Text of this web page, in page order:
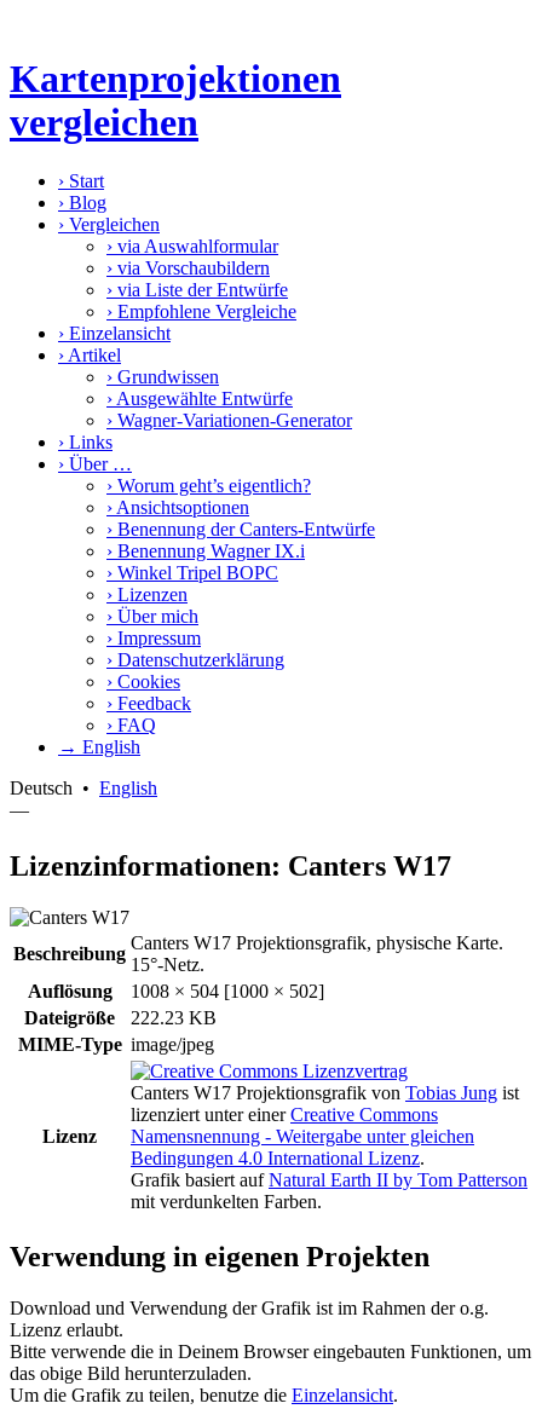
Kartenprojektionen
vergleichen
› Start
› Blog
› Vergleichen
› via Auswahlformular
› via Vorschaubildern
› via Liste der Entwürfe
› Empfohlene Vergleiche
› Einzelansicht
› Artikel
› Grundwissen
› Ausgewählte Entwürfe
› Wagner-Variationen-Generator
› Links
› Über …
› Worum geht’s eigentlich?
› Ansichtsoptionen
› Benennung der Canters-Entwürfe
› Benennung Wagner IX.i
› Winkel Tripel BOPC
› Lizenzen
› Über mich
› Impressum
› Datenschutzerklärung
› Cookies
› Feedback
› FAQ
→ English
Deutsch • English
—
Lizenzinformationen: Canters W17
Beschreibung
Canters W17 Projektionsgrafik, physische Karte.
15°-Netz.
Auflösung
1008 × 504 [1000 × 502]
Dateigröße
222.23 KB
MIME-Type image/jpeg
Lizenz
Canters W17 Projektionsgrafik von Tobias Jung ist
lizenziert unter einerCreative Commons
Namensnennung - Weitergabe unter gleichen
Bedingungen 4.0 International Lizenz.
Grafik basiert aufNatural Earth II by Tom Patterson
mit verdunkelten Farben.
Verwendung in eigenen Projekten
Download und Verwendung der Grafik ist im Rahmen der o.g.
Lizenz erlaubt.
Bitte verwende die in Deinem Browser eingebauten Funktionen, um
das obige Bild herunterzuladen.
Um die Grafik zu teilen, benutze die Einzelansicht.